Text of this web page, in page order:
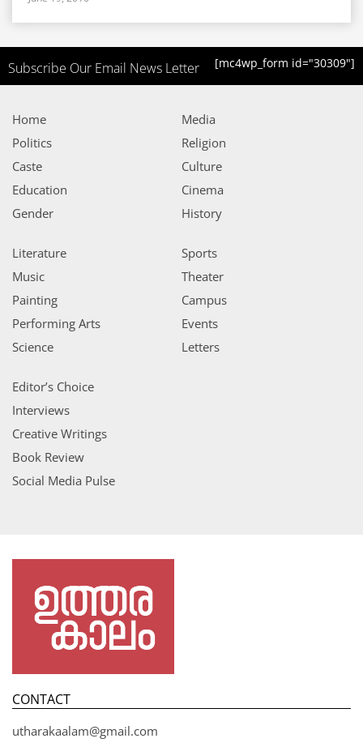
Subscribe Our Email News Letter [mc4wp_form id="30309"]
Home
Politics
Caste
Education
Gender
Media
Religion
Culture
Cinema
History
Literature
Music
Painting
Performing Arts
Science
Sports
Theater
Campus
Events
Letters
Editor’s Choice
Interviews
Creative Writings
Book Review
Social Media Pulse
CONTACT
utharakaalam@gmail.com